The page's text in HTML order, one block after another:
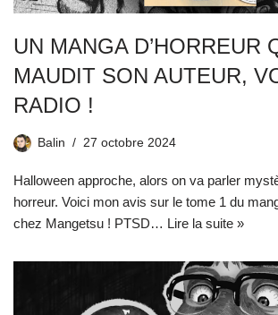
UN MANGA D’HORREUR
MAUDIT SON AUTEUR,
RADIO !
Balin 27 octobre 2024
Halloween approche, alors on va parler
horreur. Voici mon avis sur le tome 1 du
chez Mangetsu ! PTSD… Lire la suite »